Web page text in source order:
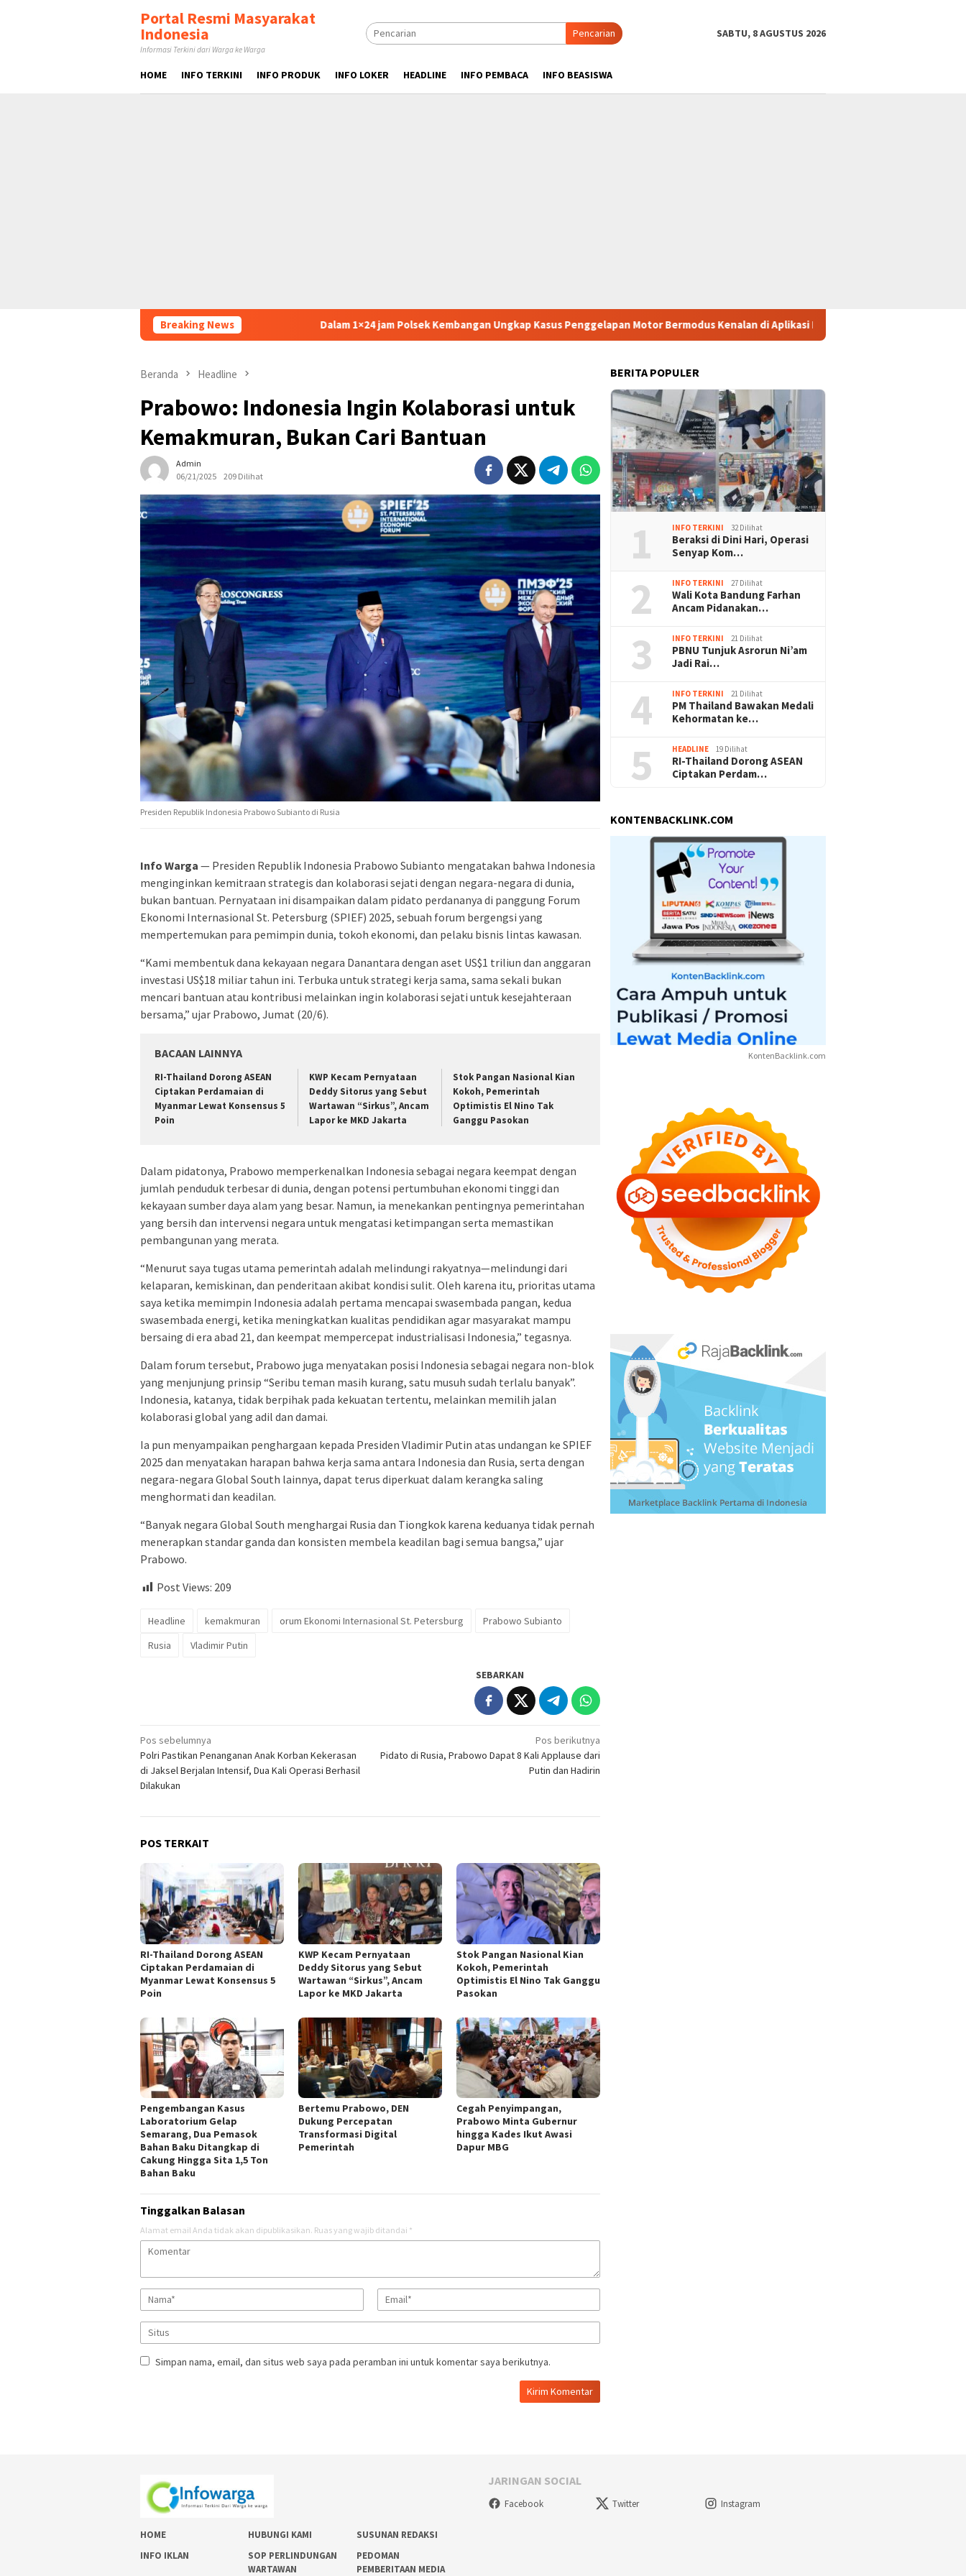
Portal Resmi Masyarakat
Indonesia
Informasi Terkini dari Warga ke Warga
Pencarian SABTU, 8 AGUSTUS 2026
HOME INFO TERKINI INFO PRODUK INFO LOKER HEADLINE INFO PEMBACA INFO BEASISWA
Breaking NewsDalam 1×24 jam Polsek Kembangan Ungkap Kasus Penggelapan Motor Bermodus Kenalan di Aplikasi Kencan, Pelaku Diringkus di Ciputat
Beranda Headline
Prabowo: Indonesia Ingin Kolaborasi untuk
Kemakmuran, Bukan Cari Bantuan
Admin
06/21/2025
209 Dilihat
Presiden Republik Indonesia Prabowo Subianto di Rusia
Info Warga — Presiden Republik Indonesia Prabowo Subianto mengatakan bahwa Indonesia
menginginkan kemitraan strategis dan kolaborasi sejati dengan negara-negara di dunia,
bukan bantuan. Pernyataan ini disampaikan dalam pidato perdananya di panggung Forum
Ekonomi Internasional St. Petersburg (SPIEF) 2025, sebuah forum bergengsi yang
mempertemukan para pemimpin dunia, tokoh ekonomi, dan pelaku bisnis lintas kawasan.
“Kami membentuk dana kekayaan negara Danantara dengan aset US$1 triliun dan anggaran
investasi US$18 miliar tahun ini. Terbuka untuk strategi kerja sama, sama sekali bukan
mencari bantuan atau kontribusi melainkan ingin kolaborasi sejati untuk kesejahteraan
bersama,” ujar Prabowo, Jumat (20/6).
BACAAN LAINNYA
RI-Thailand Dorong ASEAN
Ciptakan Perdamaian di
Myanmar Lewat Konsensus 5
Poin
KWP Kecam Pernyataan
Deddy Sitorus yang Sebut
Wartawan “Sirkus”, Ancam
Lapor ke MKD Jakarta
Stok Pangan Nasional Kian
Kokoh, Pemerintah
Optimistis El Nino Tak
Ganggu Pasokan
Dalam pidatonya, Prabowo memperkenalkan Indonesia sebagai negara keempat dengan
jumlah penduduk terbesar di dunia, dengan potensi pertumbuhan ekonomi tinggi dan
kekayaan sumber daya alam yang besar. Namun, ia menekankan pentingnya pemerintahan
yang bersih dan intervensi negara untuk mengatasi ketimpangan serta memastikan
pembangunan yang merata.
“Menurut saya tugas utama pemerintah adalah melindungi rakyatnya—melindungi dari
kelaparan, kemiskinan, dan penderitaan akibat kondisi sulit. Oleh karena itu, prioritas utama
saya ketika memimpin Indonesia adalah pertama mencapai swasembada pangan, kedua
swasembada energi, ketika meningkatkan kualitas pendidikan agar masyarakat mampu
bersaing di era abad 21, dan keempat mempercepat industrialisasi Indonesia,” tegasnya.
Dalam forum tersebut, Prabowo juga menyatakan posisi Indonesia sebagai negara non-blok
yang menjunjung prinsip “Seribu teman masih kurang, satu musuh sudah terlalu banyak”.
Indonesia, katanya, tidak berpihak pada kekuatan tertentu, melainkan memilih jalan
kolaborasi global yang adil dan damai.
Ia pun menyampaikan penghargaan kepada Presiden Vladimir Putin atas undangan ke SPIEF
2025 dan menyatakan harapan bahwa kerja sama antara Indonesia dan Rusia, serta dengan
negara-negara Global South lainnya, dapat terus diperkuat dalam kerangka saling
menghormati dan keadilan.
“Banyak negara Global South menghargai Rusia dan Tiongkok karena keduanya tidak pernah
menerapkan standar ganda dan konsisten membela keadilan bagi semua bangsa,” ujar
Prabowo.
Post Views: 209
Headline kemakmuran orum Ekonomi Internasional St. Petersburg
Prabowo Subianto
Rusia
Vladimir Putin
SEBARKAN
Navigasi
pos
Pos sebelumnya
Polri Pastikan Penanganan Anak Korban Kekerasan
di Jaksel Berjalan Intensif, Dua Kali Operasi Berhasil
Dilakukan
Pos berikutnya
Pidato di Rusia, Prabowo Dapat 8 Kali Applause dari
Putin dan Hadirin
POS TERKAIT
RI-Thailand Dorong ASEAN
Ciptakan Perdamaian di
Myanmar Lewat Konsensus 5
Poin
KWP Kecam Pernyataan
Deddy Sitorus yang Sebut
Wartawan “Sirkus”, Ancam
Lapor ke MKD Jakarta
Stok Pangan Nasional Kian
Kokoh, Pemerintah
Optimistis El Nino Tak Ganggu
Pasokan
Pengembangan Kasus
Laboratorium Gelap
Semarang, Dua Pemasok
Bahan Baku Ditangkap di
Cakung Hingga Sita 1,5 Ton
Bahan Baku
Bertemu Prabowo, DEN
Dukung Percepatan
Transformasi Digital
Pemerintah
Cegah Penyimpangan,
Prabowo Minta Gubernur
hingga Kades Ikut Awasi
Dapur MBG
Tinggalkan Balasan
Alamat email Anda tidak akan dipublikasikan. Ruas yang wajib ditandai *
Simpan nama, email, dan situs web saya pada peramban ini untuk komentar saya berikutnya.
BERITA POPULER
1 INFO TERKINI 32 Dilihat
Beraksi di Dini Hari, Operasi
Senyap Kom…
2 INFO TERKINI 27 Dilihat
Wali Kota Bandung Farhan
Ancam Pidanakan…
3 INFO TERKINI 21 Dilihat
PBNU Tunjuk Asrorun Ni’am
Jadi Rai…
4 INFO TERKINI 21 Dilihat
PM Thailand Bawakan Medali
Kehormatan ke…
5 HEADLINE 19 Dilihat
RI-Thailand Dorong ASEAN
Ciptakan Perdam…
KONTENBACKLINK.COM
KontenBacklink.com
HOME HUBUNGI KAMI
SUSUNAN REDAKSI
INFO IKLAN
SOP PERLINDUNGAN
WARTAWAN
PEDOMAN
PEMBERITAAN MEDIA
JARINGAN SOCIAL
Facebook Twitter Instagram